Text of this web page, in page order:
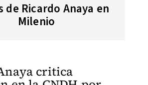
de Ricardo Anaya en
Milenio
critica